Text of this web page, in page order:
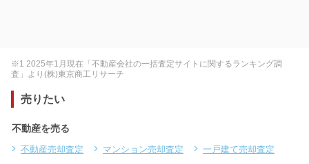
※1 2025年1月現在「不動産会社の一括査定サイトに関するランキング調
査」より(株)東京商工リサーチ
売りたい
不動産を売る
不動産売却査定 マンション売却査定
一戸建て売却査定